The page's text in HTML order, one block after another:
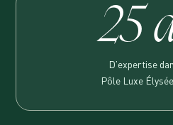
25
D’expertise
Pôle Luxe